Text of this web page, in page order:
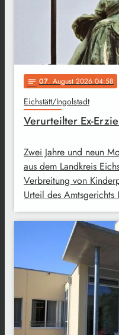
notes 07. August 2026 04:58
Eichstätt/Ingolstadt
Verurteilter Ex-
Zwei Jahre und neun
aus dem Landkreis
Verbreitung von
Urteil des